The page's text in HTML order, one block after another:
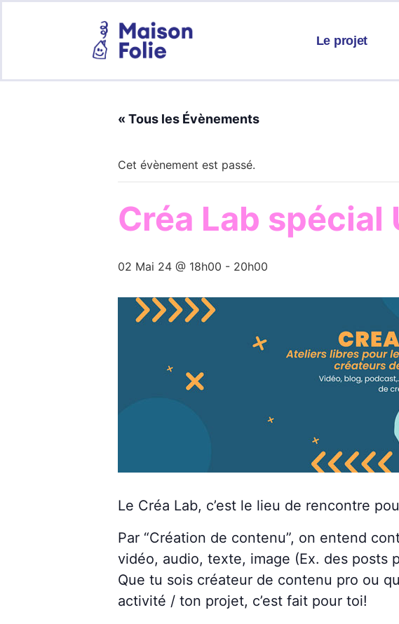
Le projet
« Tous les Évènements
Cet évènement est passé.
Créa Lab spécial
02 Mai 24 @ 18h00 - 20h00
Le Créa Lab, c’est le lieu de rencontre
Par “Création de contenu”, on entend
vidéo, audio, texte, image (Ex. des posts
Que tu sois créateur de contenu pro ou
activité / ton projet, c’est fait pour toi!